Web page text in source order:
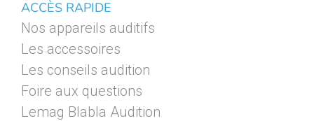
ACCÈS RAPIDE
Nos appareils auditifs
Les accessoires
Les conseils audition
Foire aux questions
Lemag Blabla Audition